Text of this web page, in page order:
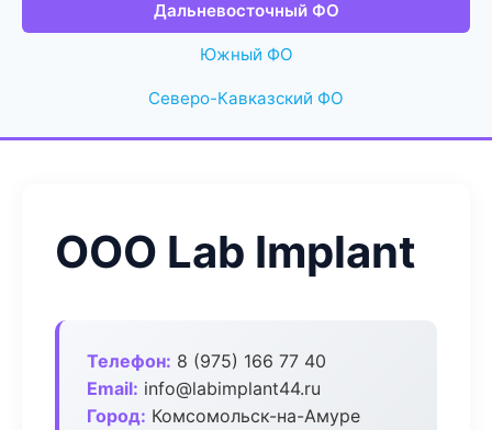
Дальневосточный ФО
Южный ФО
Северо-Кавказский ФО
ООО Lab Implant
Телефон: 8 (975) 166 77 40
Email: info@labimplant44.ru
Город: Комсомольск-на-Амуре